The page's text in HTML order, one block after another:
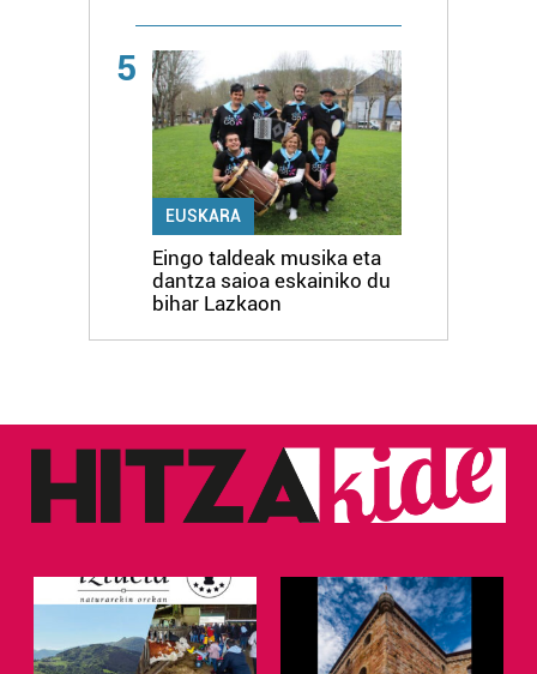
5
EUSKARA
Eingo taldeak musika eta
dantza saioa eskainiko du
bihar Lazkaon